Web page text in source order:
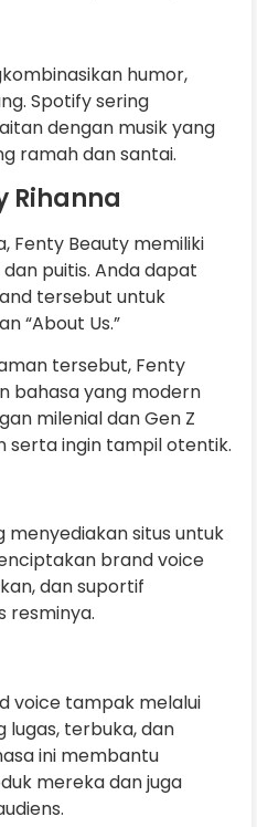
humor,
Spotify sering
dengan musik yang
ramah dan santai.
Rihanna
Fenty Beauty memiliki
puitis. Anda dapat
tersebut untuk
“About Us.”
tersebut, Fenty
bahasa yang modern
milenial dan Gen Z
serta ingin tampil otentik.
menyediakan situs untuk
brand voice
dan suportif
resminya.
voice tampak melalui
lugas, terbuka, dan
ini membantu
mereka dan juga